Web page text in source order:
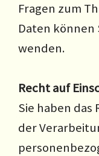
Fragen zum
Daten können
wenden.
Recht auf
Sie haben das
der